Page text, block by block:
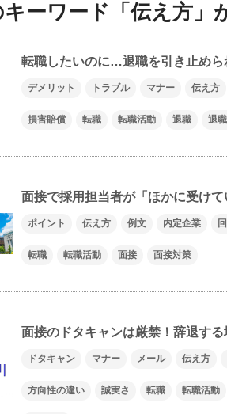
キーワード「伝え方」
転職したいのに…退職を引き止め
デメリット トラブル マナー 伝え方
損害賠償 転職 転職活動 退職 退
面接で採用担当者が「ほかに受け
ポイント 伝え方 例文 内定企業
転職 転職活動 面接 面接対策
面接のドタキャンは厳禁！辞退す
ドタキャン マナー メール 伝え方
方向性の違い 誠実さ 転職 転職活動